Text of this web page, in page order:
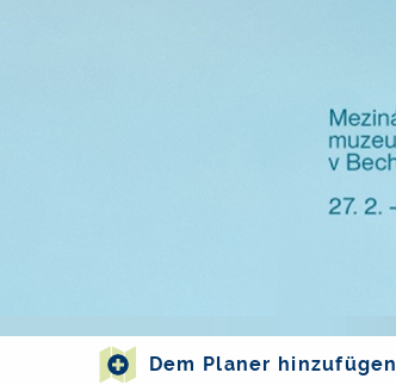
Dem Planer hinzufügen